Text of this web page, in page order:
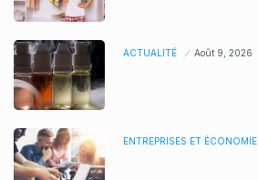
ACTUALITÉ Août 9, 2026
ENTREPRISES ET ÉCONOMIE